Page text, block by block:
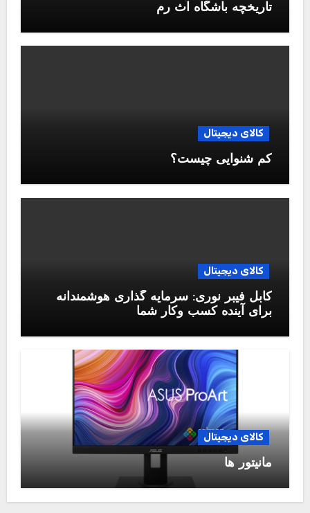
تاریخچه باشگاه آث رم
کالای دیجیتال
کم شنوایی چیست؟
کالای دیجیتال
کابل فیبر نوری: سرمایه گذاری هوشمندانه
برای آینده کسب وکار شما
کالای دیجیتال
مانیتور ها